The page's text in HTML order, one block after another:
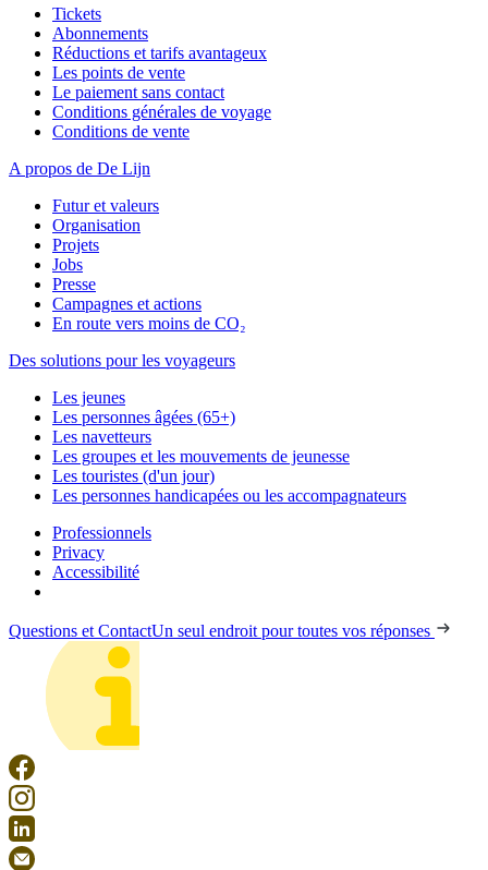
Tickets
Abonnements
Réductions et tarifs avantageux
Les points de vente
Le paiement sans contact
Conditions générales de voyage
Conditions de vente
A propos de De Lijn
Futur et valeurs
Organisation
Projets
Jobs
Presse
Campagnes et actions
En route vers moins de CO₂
Des solutions pour les voyageurs
Les jeunes
Les personnes âgées (65+)
Les navetteurs
Les groupes et les mouvements de jeunesse
Les touristes (d'un jour)
Les personnes handicapées ou les accompagnateurs
Professionnels
Privacy
Accessibilité
Questions et ContactUn seul endroit pour toutes vos réponses